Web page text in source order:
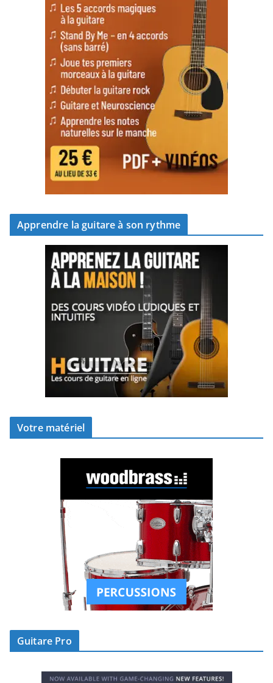
Apprendre la guitare à son rythme
Votre matériel
Guitare Pro